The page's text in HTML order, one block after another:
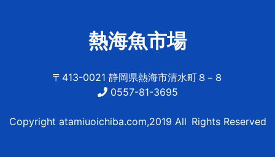
熱海魚市場
〒413-0021 静岡県熱海市清水町８−８
0557-81-3695
Copyright atamiuoichiba.com,2019 All Rights Reserved